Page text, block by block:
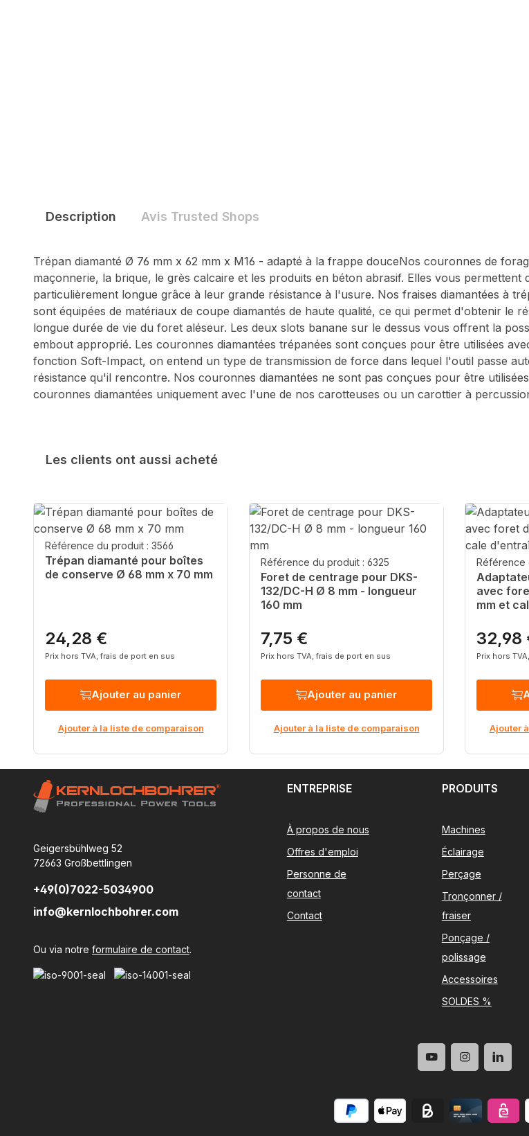
Description Avis Trusted Shops
Trépan diamanté Ø 76 mm x 62 mm x M16 - adapté à la frappe douceNos couronnes de
maçonnerie, la brique, le grès calcaire et les produits en béton abrasif. Elles vous
particulièrement longue grâce à leur grande résistance à l'usure. Nos fraises diamantées à
sont équipées de matériaux de coupe diamantés de haute qualité, ce qui permet d'obtenir le
longue durée de vie du foret aléseur. Les deux slots banane sur le dessus vous offrent la
embout approprié. Les couronnes diamantées trépanées sont conçues pour être utilisées
fonction Soft-Impact, on entend un type de transmission de force dans lequel l'outil passe
résistance qu'il rencontre. Nos couronnes diamantées ne sont pas conçues pour être
couronnes diamantées uniquement avec l'une de nos carotteuses ou un carottier à
Les clients ont aussi acheté
Sauter la galerie de produits
Référence du produit : 3566
Trépan diamanté pour boîtes
de conserve Ø 68 mm x 70 mm
Prix régulier :
24,28 €
Prix hors TVA, frais de port en sus
Ajouter au panier
Ajouter à la liste de comparaison
Référence du produit : 6325
Foret de centrage pour DKS-
132/DC-H Ø 8 mm - longueur
160 mm
Prix régulier :
7,75 €
Prix hors TVA, frais de port en sus
Ajouter au panier
Ajouter à la liste de comparaison
Référence
avec
mm et
Prix
32,98
Prix hors
Ajouter
Geigersbühlweg 52
72663 Großbettlingen
+49(0)7022-5034900
info@kernlochbohrer.com
Ou via notre formulaire de contact.
ENTREPRISE
À propos de nous
Offres d'emploi
Personne de
contact
Contact
PRODUITS
Machines
Éclairage
Perçage
Tronçonner /
fraiser
Ponçage /
polissage
Accessoires
SOLDES %